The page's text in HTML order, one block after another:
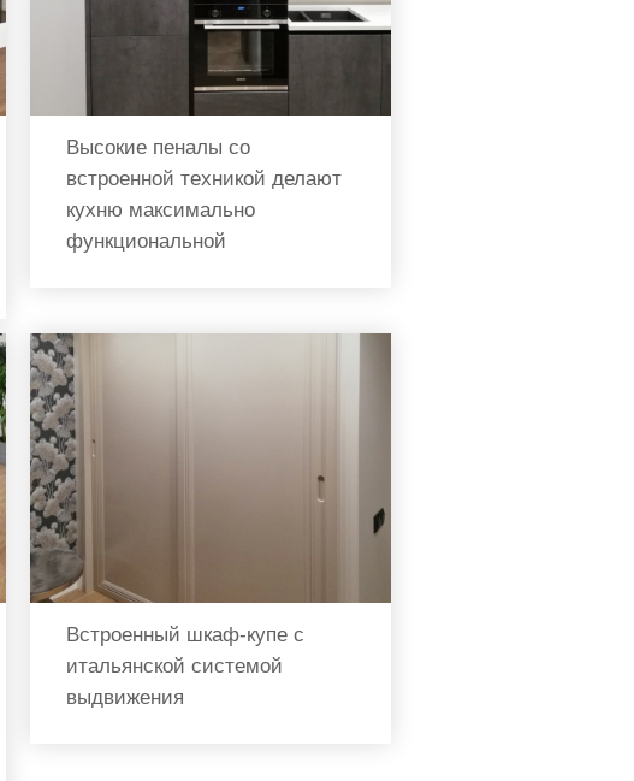
Высокие пеналы со
встроенной техникой делают
кухню максимально
функциональной
Встроенный шкаф-купе с
итальянской системой
выдвижения